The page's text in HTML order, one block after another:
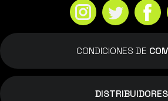
CONDICIONES DE
DISTRIBUIDORES